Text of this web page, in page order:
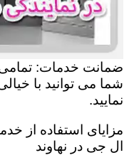
ضمانت خدمات:
شما می توانید با
نمایید.
مزایای استفاده از
ال جی در نهاوند